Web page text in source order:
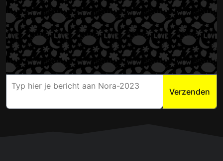
Verzenden